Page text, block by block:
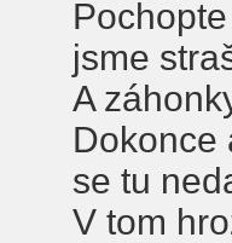
jsme
A
Dokonce
se tu
V tom